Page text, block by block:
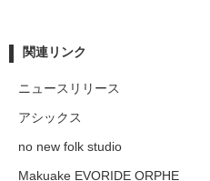
関連リンク
ニュースリリース
アシックス
no new folk studio
Makuake EVORIDE ORPHE